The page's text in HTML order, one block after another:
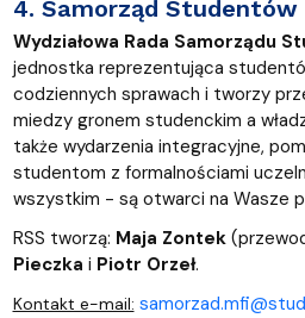
4. Samorząd Studentów
Wydziałowa Rada Samorządu
jednostka reprezentująca
codziennych sprawach i tworzy
miedzy gronem studenckim a
także wydarzenia integracyjne,
studentom z formalnościami
wszystkim - są otwarci na Wasze
RSS tworzą: Maja Zontek
Pieczka i Piotr Orzeł.
Kontakt e-mail: